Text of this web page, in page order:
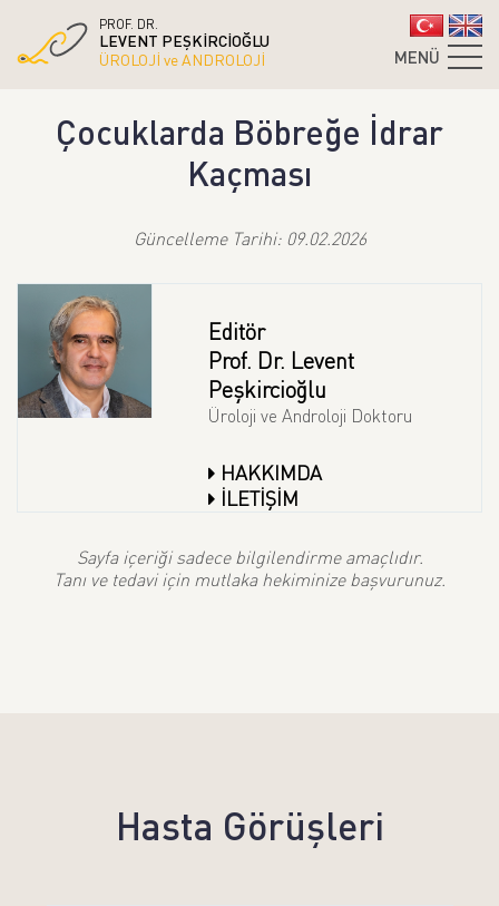
PROF. DR.
LEVENT PEŞKİRCİOĞLU
ÜROLOJİ ve ANDROLOJİ
MENÜ
Çocuklarda Böbreğe İdrar
Kaçması
Güncelleme Tarihi: 09.02.2026
Editör
Prof. Dr. Levent
Peşkircioğlu
Üroloji ve Androloji Doktoru
HAKKIMDA
İLETİŞİM
Sayfa içeriği sadece bilgilendirme amaçlıdır.
Tanı ve tedavi için mutlaka hekiminize başvurunuz.
Hasta Görüşleri